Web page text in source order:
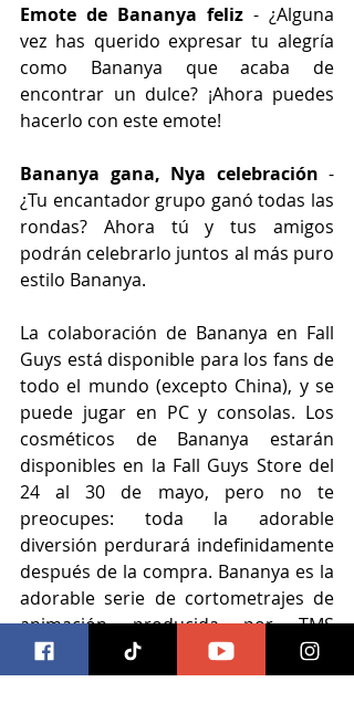
Emote de Bananya feliz - ¿Alguna
vez has querido expresar tu alegría
como Bananya que acaba de
encontrar un dulce? ¡Ahora puedes
hacerlo con este emote!
Bananya gana, Nya celebración -
¿Tu encantador grupo ganó todas las
rondas? Ahora tú y tus amigos
podrán celebrarlo juntos al más puro
estilo Bananya.
La colaboración de Bananya en Fall
Guys está disponible para los fans de
todo el mundo (excepto China), y se
puede jugar en PC y consolas. Los
cosméticos de Bananya estarán
disponibles en la Fall Guys Store del
24 al 30 de mayo, pero no te
preocupes: toda la adorable
diversión perdurará indefinidamente
después de la compra. Bananya es la
adorable serie de cortometrajes de
animación producida por TMS
Entertainment sobre la vida secreta
de unos gatitos que viven en